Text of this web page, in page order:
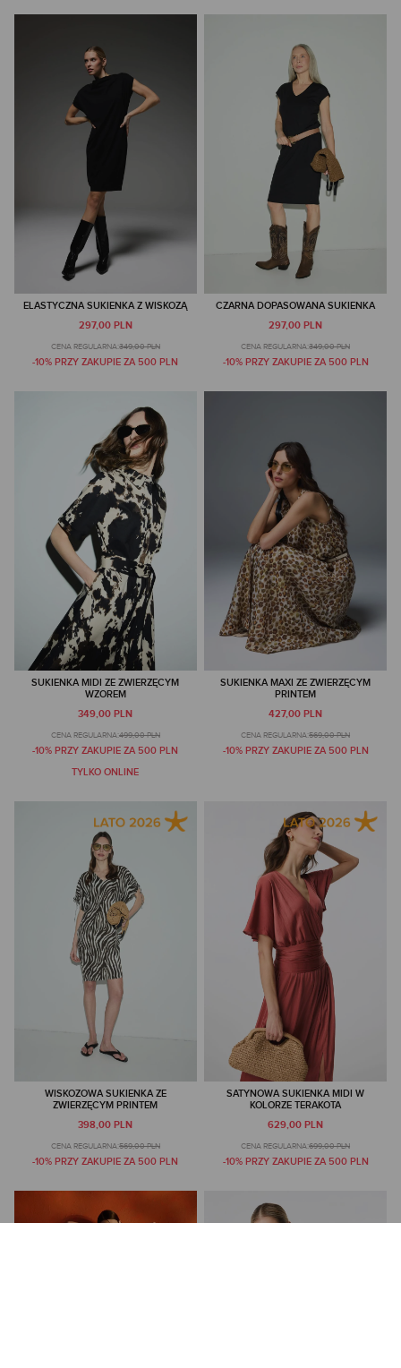
ELASTYCZNA SUKIENKA Z WISKOZĄ
297,00 PLN
CENA REGULARNA:349,00 PLN
-10% PRZY ZAKUPIE ZA 500 PLN
CZARNA DOPASOWANA SUKIENKA
297,00 PLN
CENA REGULARNA:349,00 PLN
-10% PRZY ZAKUPIE ZA 500 PLN
SUKIENKA MIDI ZE ZWIERZĘCYM
WZOREM
349,00 PLN
CENA REGULARNA:499,00 PLN
-10% PRZY ZAKUPIE ZA 500 PLN
TYLKO ONLINE
SUKIENKA MAXI ZE ZWIERZĘCYM
PRINTEM
427,00 PLN
CENA REGULARNA:569,00 PLN
-10% PRZY ZAKUPIE ZA 500 PLN
WISKOZOWA SUKIENKA ZE
ZWIERZĘCYM PRINTEM
398,00 PLN
CENA REGULARNA:569,00 PLN
-10% PRZY ZAKUPIE ZA 500 PLN
SATYNOWA SUKIENKA MIDI W
KOLORZE TERAKOTA
629,00 PLN
CENA REGULARNA:699,00 PLN
-10% PRZY ZAKUPIE ZA 500 PLN